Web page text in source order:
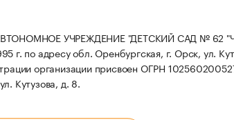
УЧРЕЖДЕНИЕ "ДЕТСКИЙ САД № 62
по адресу обл. Оренбургская, г. Орск, ул.
организации присвоен ОГРН
Кутузова, д. 8.